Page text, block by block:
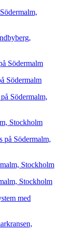
Södermalm
Södermalm
Södermalm,
Stockholm
på Södermalm,
Stockholm
Stockholm
med